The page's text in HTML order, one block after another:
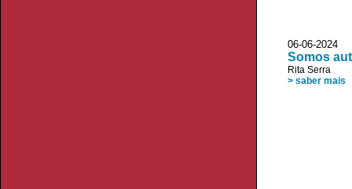
06-06-
Somos
Rita Serra
> saber mais